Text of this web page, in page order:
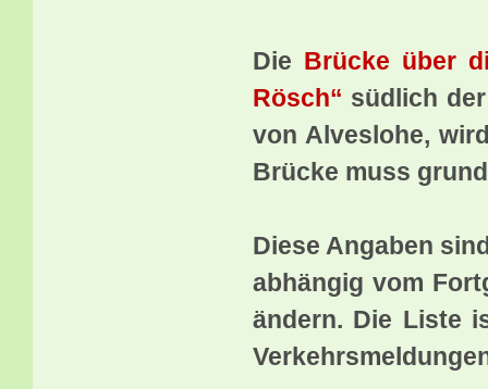
Die Brücke über
Rösch“ südlich
von Alveslohe,
Brücke muss
Diese Angaben
abhängig vom
ändern. Die Liste